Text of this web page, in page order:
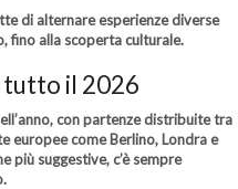
di alternare esperienze diverse
fino alla scoperta culturale.
tutto il 2026
con partenze distribuite tra
europee come Berlino, Londra e
più suggestive, c’è sempre